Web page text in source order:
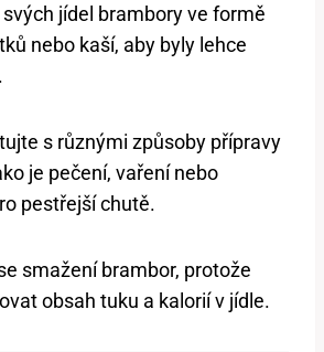
jídel brambory ve formě
nebo kaší, aby byly lehce
s různými způsoby přípravy
je pečení, vaření nebo
pestřejší chutě.
smažení brambor, protože
obsah tuku a kalorií v jídle.